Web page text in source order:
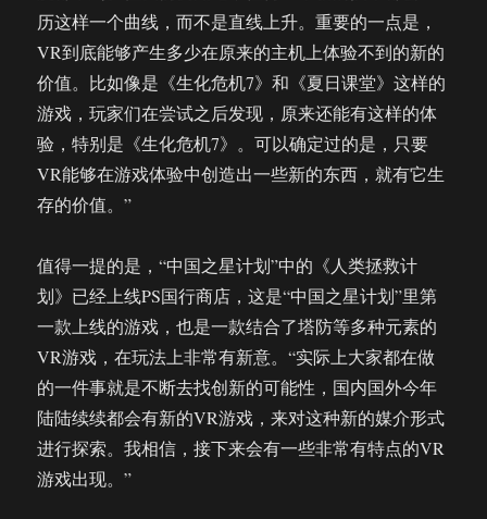
历这样一个曲线，而不是直线上升。重要的一点是，
VR到底能够产生多少在原来的主机上体验不到的新的
价值。比如像是《生化危机7》和《夏日课堂》这样的
游戏，玩家们在尝试之后发现，原来还能有这样的体
验，特别是《生化危机7》。可以确定过的是，只要
VR能够在游戏体验中创造出一些新的东西，就有它生
存的价值。”
值得一提的是，“中国之星计划”中的《人类拯救计
划》已经上线PS国行商店，这是“中国之星计划”里第
一款上线的游戏，也是一款结合了塔防等多种元素的
VR游戏，在玩法上非常有新意。“实际上大家都在做
的一件事就是不断去找创新的可能性，国内国外今年
陆陆续续都会有新的VR游戏，来对这种新的媒介形式
进行探索。我相信，接下来会有一些非常有特点的VR
游戏出现。”